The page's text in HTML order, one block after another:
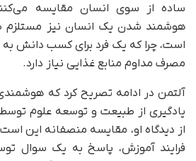
ساده از سوی انسان مقایسه
هوشمند شدن یک انسان نیز مستلزم
مصرف مداوم منابع غذایی نیاز دارد.
آلتمن در ادامه تصریح کرد که
یادگیری از طبیعت و توسعه علوم
از دیدگاه او، مقایسه منصفانه این
فرایند آموزش، پاسخ به یک سوال